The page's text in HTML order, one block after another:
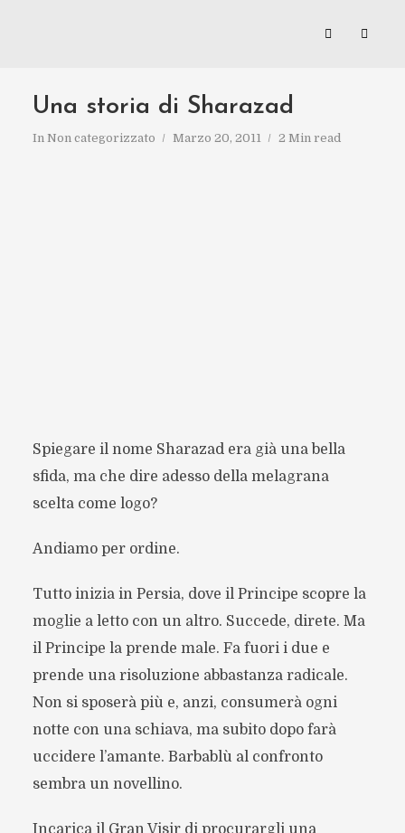
Una storia di Sharazad
In Non categorizzato Marzo 20, 2011 2 Min read
Spiegare il nome Sharazad era già una bella
sfida, ma che dire adesso della melagrana
scelta come logo?
Andiamo per ordine.
Tutto inizia in Persia, dove il Principe scopre la
moglie a letto con un altro. Succede, direte. Ma
il Principe la prende male. Fa fuori i due e
prende una risoluzione abbastanza radicale.
Non si sposerà più e, anzi, consumerà ogni
notte con una schiava, ma subito dopo farà
uccidere l’amante. Barbablù al confronto
sembra un novellino.
Incarica il Gran Visir di procurargli una